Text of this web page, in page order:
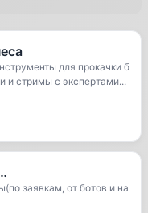
для прокачки б
и стримы с экспертами...
заявкам, от ботов и на